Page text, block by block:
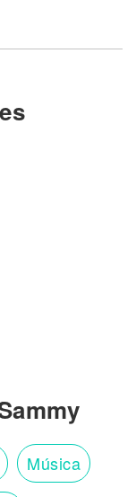
Música